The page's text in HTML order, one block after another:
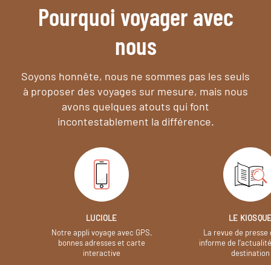
Pourquoi voyager avec
nous
Soyons honnête, nous ne sommes pas les seuls
à proposer des voyages sur mesure, mais nous
avons quelques atouts qui font
incontestablement la différence.
LUCIOLE
Notre appli voyage avec GPS,
bonnes adresses et carte
interactive
LE
La revue de presse
informe de
destination